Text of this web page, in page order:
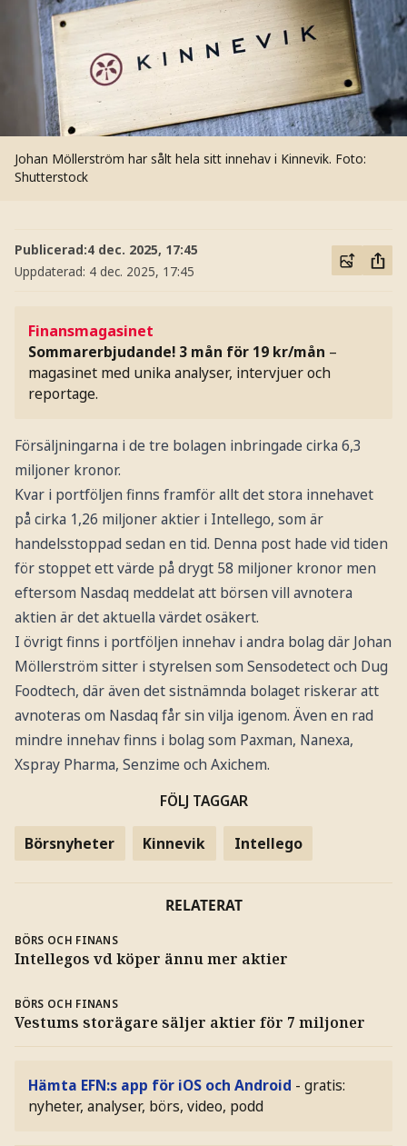
Johan Möllerström har sålt hela sitt innehav i Kinnevik. Foto:
Shutterstock
Publicerad:4 dec. 2025, 17:45
Uppdaterad: 4 dec. 2025, 17:45
Finansmagasinet
Sommarerbjudande! 3 mån för 19 kr/mån –
magasinet med unika analyser, intervjuer och
reportage.
Försäljningarna i de tre bolagen inbringade cirka 6,3
miljoner kronor.
Kvar i portföljen finns framför allt det stora innehavet
på cirka 1,26 miljoner aktier i Intellego, som är
handelsstoppad sedan en tid. Denna post hade vid tiden
för stoppet ett värde på drygt 58 miljoner kronor men
eftersom Nasdaq meddelat att börsen vill avnotera
aktien är det aktuella värdet osäkert.
I övrigt finns i portföljen innehav i andra bolag där Johan
Möllerström sitter i styrelsen som Sensodetect och Dug
Foodtech, där även det sistnämnda bolaget riskerar att
avnoteras om Nasdaq får sin vilja igenom. Även en rad
mindre innehav finns i bolag som Paxman, Nanexa,
Xspray Pharma, Senzime och Axichem.
FÖLJ TAGGAR
Börsnyheter Kinnevik Intellego
RELATERAT
BÖRS OCH FINANS
Intellegos vd köper ännu mer aktier
BÖRS OCH FINANS
Vestums storägare säljer aktier för 7 miljoner
Hämta EFN:s app för iOS och Android - gratis:
nyheter, analyser, börs, video, podd